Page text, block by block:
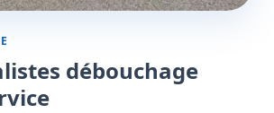
débouchage